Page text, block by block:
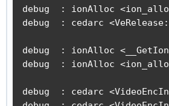
debug  : ionAlloc
debug  : cedarc
debug  : ionAlloc
debug  : ionAlloc
debug  : cedarc